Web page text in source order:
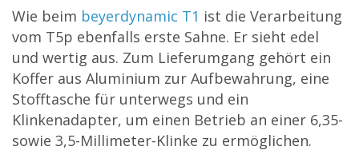
Wie beim beyerdynamic T1 ist die Verarbeitung
vom T5p ebenfalls erste Sahne. Er sieht edel
und wertig aus. Zum Lieferumgang gehört ein
Koffer aus Aluminium zur Aufbewahrung, eine
Stofftasche für unterwegs und ein
Klinkenadapter, um einen Betrieb an einer 6,35-
sowie 3,5-Millimeter-Klinke zu ermöglichen.